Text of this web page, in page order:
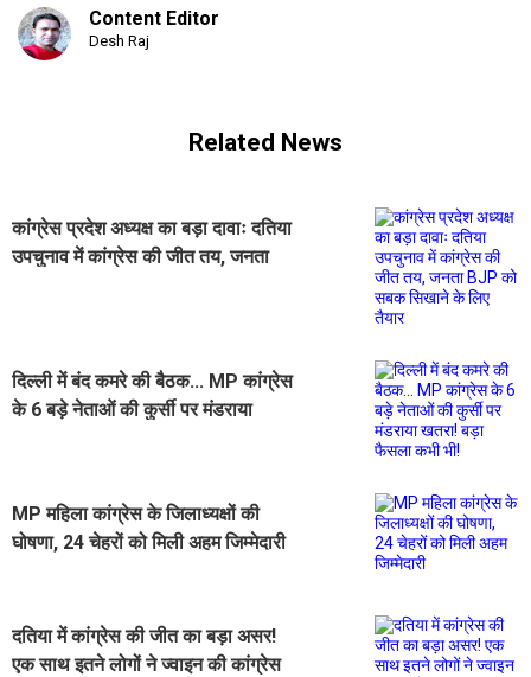
Content Editor
Desh Raj
Related News
कांग्रेस प्रदेश अध्यक्ष का बड़ा दावाः दतिया
उपचुनाव में कांग्रेस की जीत तय, जनता
दिल्ली में बंद कमरे की बैठक... MP कांग्रेस
के 6 बड़े नेताओं की कुर्सी पर मंडराया
MP महिला कांग्रेस के जिलाध्यक्षों की
घोषणा, 24 चेहरों को मिली अहम जिम्मेदारी
दतिया में कांग्रेस की जीत का बड़ा असर!
एक साथ इतने लोगों ने ज्वाइन की कांग्रेस